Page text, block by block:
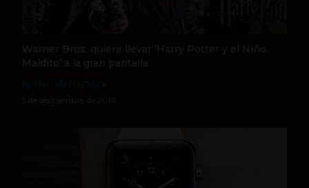
Warner Bros. quiere llevar ‘Harry Potter y el Niño
Maldito’ a la gran pantalla
5 de septiembre de 2016